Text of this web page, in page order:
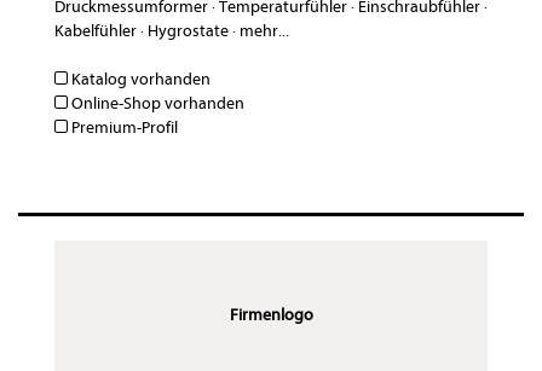
Druckmessumformer·Temperaturfühler· Einschraubfühler·
Kabelfühler· Hygrostate· mehr...
Katalog vorhanden
Online-Shop vorhanden
Premium-Profil
Firmenlogo